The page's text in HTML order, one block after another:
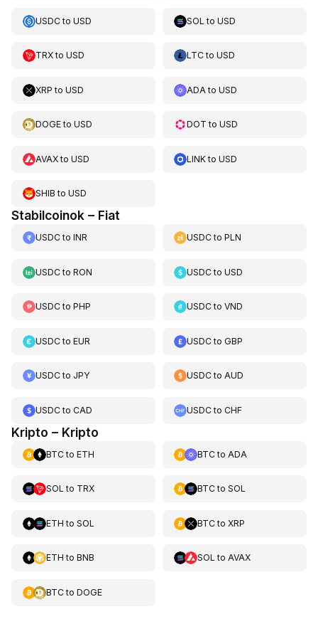
USDCto USD SOL toUSD
TRXto USD LTCtoUSD
XRP to USD ADA toUSD
DOGEto USD DOT toUSD
AVAXto USD LINKtoUSD
SHIB to USD
Stabilcoinok – Fiat
USDCto INR USDCtoPLN
USDCto RON USDCtoUSD
USDCto PHP USDCtoVND
USDCto EUR USDCtoGBP
USDCto JPY USDCtoAUD
USDCto CAD USDCtoCHF
Kripto – Kripto
BTCto ETH BTCto ADA
SOL to TRX BTCto SOL
ETH to SOL BTCto XRP
ETH to BNB SOL to AVAX
BTCto DOGE